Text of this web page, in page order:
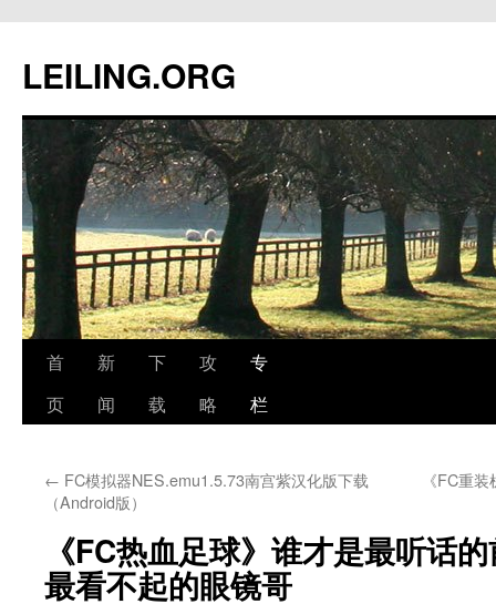
文
LEILING.ORG
首
页
新
闻
下
载
攻
略
专
栏
← FC模拟器NES.emu1.5.73南宫紫汉化版下载
（Android版）
《FC重
《FC热血足球》谁才是最听话
最看不起的眼镜哥